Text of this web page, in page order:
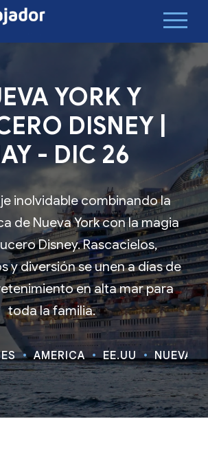
YORK Y
DISNEY |
- DIC 26
inolvidable combinando la
de Nueva York con la magia
Disney. Rascacielos,
y diversión se unen a días de
en alta mar para
toda la familia.
AMÉRICA EE.UU NUEVA